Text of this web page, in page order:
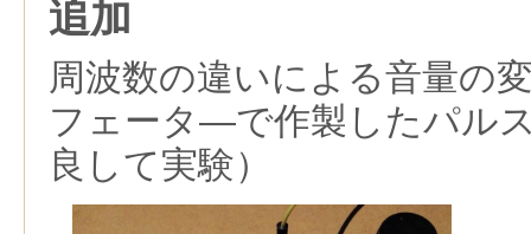
追加
周波数の違いによる音量の
フェータ―で作製したパル
良して実験）